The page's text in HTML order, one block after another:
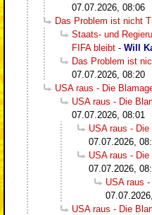
07.07.2026, 08:06
Das Problem ist nicht
Staats- und
FIFA bleibt - Will
Das Problem ist
07.07.2026, 08:20
USA raus - Die
USA raus - Die
07.07.2026, 08:01
USA raus -
07.07.2026,
USA raus -
07.07.2026,
USA raus
USA raus - Die